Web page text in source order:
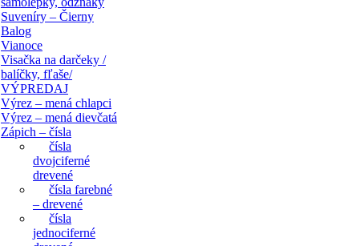
Suveníry – Čierny
Balog
Vianoce
Visačka na darčeky /
balíčky, fľaše/
VÝPREDAJ
Výrez – mená chlapci
Výrez – mená dievčatá
Zápich – čísla
čísla
dvojciferné
drevené
čísla farebné
– drevené
čísla
jednociferné